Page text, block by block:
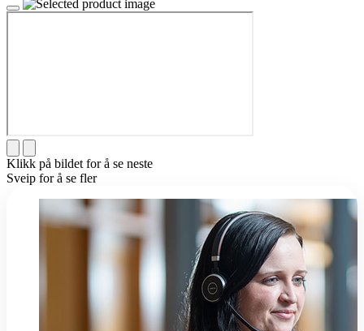
Klikk på bildet for å se neste
Sveip for å se fler